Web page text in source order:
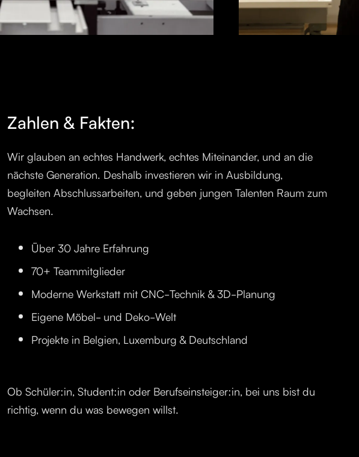
Zahlen & Fakten:
Wir glauben an echtes Handwerk, echtes Miteinander, und an die
nächste Generation. Deshalb investieren wir in Ausbildung,
begleiten Abschlussarbeiten, und geben jungen Talenten Raum zum
Wachsen.
Über 30 Jahre Erfahrung
70+ Teammitglieder
Moderne Werkstatt mit CNC-Technik & 3D-Planung
Eigene Möbel- und Deko-Welt
Projekte in Belgien, Luxemburg & Deutschland
Ob Schüler:in, Student:in oder Berufseinsteiger:in, bei uns bist du
richtig, wenn du was bewegen willst.